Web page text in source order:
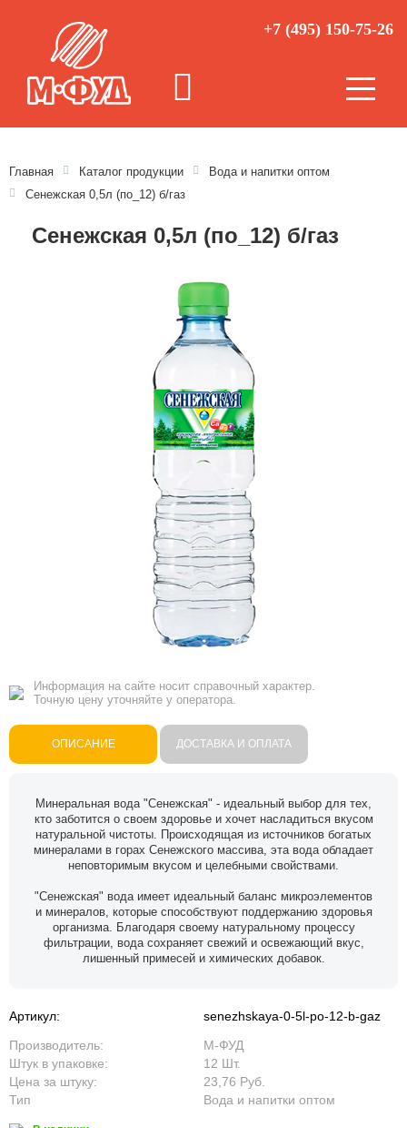
+7 (495) 150-75-26
Главная Каталог продукции
Вода и напитки оптом
Сенежская 0,5л (по_12) б/газ
Сенежская 0,5л (по_12) б/газ
Информация на сайте носит справочный характер.
Точную цену уточняйте у оператора.
ОПИСАНИЕ ДОСТАВКА И ОПЛАТА
Минеральная вода "Сенежская" - идеальный выбор для тех,
кто заботится о своем здоровье и хочет насладиться вкусом
натуральной чистоты. Происходящая из источников богатых
минералами в горах Сенежского массива, эта вода обладает
неповторимым вкусом и целебными свойствами.
"Сенежская" вода имеет идеальный баланс микроэлементов
и минералов, которые способствуют поддержанию здоровья
организма. Благодаря своему натуральному процессу
фильтрации, вода сохраняет свежий и освежающий вкус,
лишенный примесей и химических добавок.
Артикул:
senezhskaya-0-5l-po-12-b-gaz
Производитель:
М-ФУД
Штук в упаковке:
12 Шт.
Цена за штуку:
23,76 Руб.
Тип
Вода и напитки оптом